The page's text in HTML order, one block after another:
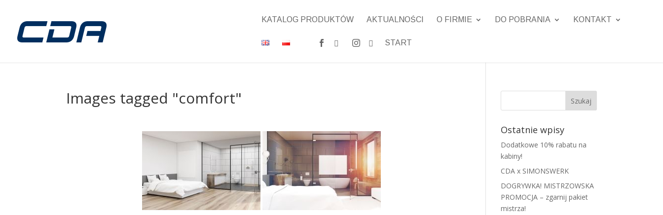
KATALOG PRODUKTÓW AKTUALNOŚCI O FIRMIE DO POBRANIA KONTAKT
START
Images tagged "comfort"
Ostatnie wpisy
Dodatkowe 10% rabatu na
kabiny!
CDA x SIMONSWERK
DOGRYWKA! MISTRZOWSKA
PROMOCJA – zgarnij pakiet
mistrza!